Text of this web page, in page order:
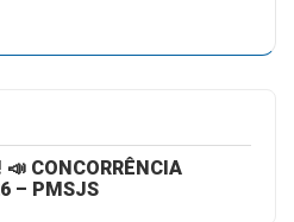
CONCORRÊNCIA
– PMSJS